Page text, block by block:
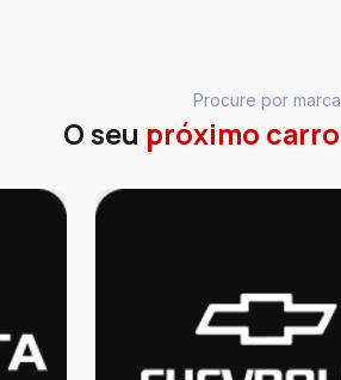
Procure por marca
O seu próximo carro